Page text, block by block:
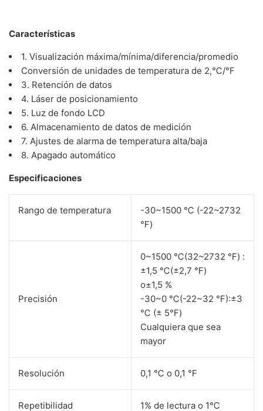
Características
1. Visualización máxima/mínima/diferencia/promedio
Conversión de unidades de temperatura de 2,℃/℉
3. Retención de datos
4. Láser de posicionamiento
5. Luz de fondo LCD
6. Almacenamiento de datos de medición
7. Ajustes de alarma de temperatura alta/baja
8. Apagado automático
Especificaciones
Rango de temperatura
-30~1500 ℃ (-22~2732
℉)
Precisión
0~1500 ℃(32~2732 ℉) :
±1,5 ℃(±2,7 ℉)
o±1,5 %
-30~0 ℃(-22~32 ℉):±3
℃ (± 5℉)
Cualquiera que sea
mayor
Resolución 0,1 ℃ o 0,1 ℉
Repetibilidad 1% de lectura o 1℃